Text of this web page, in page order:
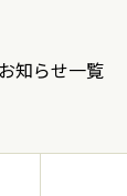
お知らせ一覧